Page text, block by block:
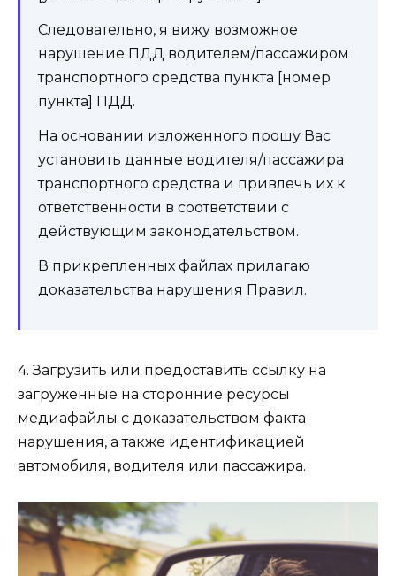
Следовательно, я вижу возможное
нарушение ПДД водителем/пассажиром
транспортного средства пункта [номер
пункта] ПДД.
На основании изложенного прошу Вас
установить данные водителя/пассажира
транспортного средства и привлечь их к
ответственности в соответствии с
действующим законодательством.
В прикрепленных файлах прилагаю
доказательства нарушения Правил.
4. Загрузить или предоставить ссылку на
загруженные на сторонние ресурсы
медиафайлы с доказательством факта
нарушения, а также идентификацией
автомобиля, водителя или пассажира.